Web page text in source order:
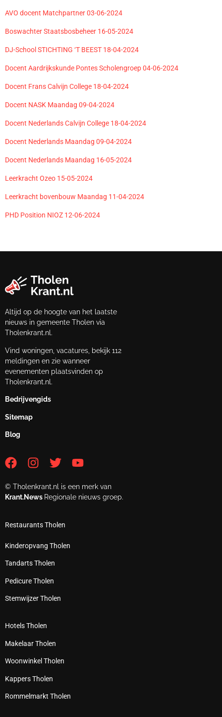
AVO docent Matchpartner 03-06-2024
Boswachter Staatsbosbeheer 16-05-2024
DJ-School STICHTING ‘T BEEST 18-04-2024
Docent Aardrijkskunde Pontes Scholengroep 04-06-2024
Docent Frans Calvijn College 18-04-2024
Docent NASK Maandag 09-04-2024
Docent Nederlands Calvijn College 18-04-2024
Docent Nederlands Maandag 09-04-2024
Docent Nederlands Maandag 16-05-2024
Leerkracht Ozeo 15-05-2024
Leerkracht bovenbouw Maandag 11-04-2024
PHD Position NIOZ 12-06-2024
Altijd op de hoogte van het laatste
nieuws in gemeente Tholen via
Tholenkrant.nl.
Vind woningen, vacatures, bekijk 112
meldingen en zie wanneer
evenementen plaatsvinden op
Tholenkrant.nl.
Bedrijvengids
Sitemap
Blog
© Tholenkrant.nl is een merk van
Krant.News Regionale nieuws groep.
Restaurants Tholen
Kinderopvang Tholen
Tandarts Tholen
Pedicure Tholen
Stemwijzer Tholen
Hotels Tholen
Makelaar Tholen
Woonwinkel Tholen
Kappers Tholen
Rommelmarkt Tholen